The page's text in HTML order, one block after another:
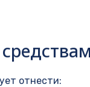
отнести: